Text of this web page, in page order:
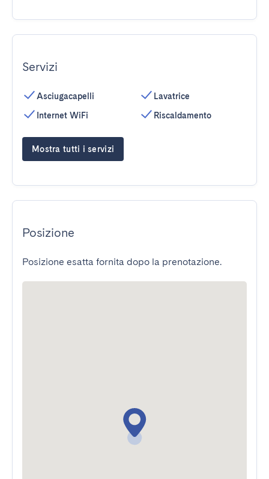
Servizi
Asciugacapelli
Internet WiFi
Lavatrice
Riscaldamento
Mostra tutti i servizi
Posizione
Posizione esatta fornita dopo la prenotazione.